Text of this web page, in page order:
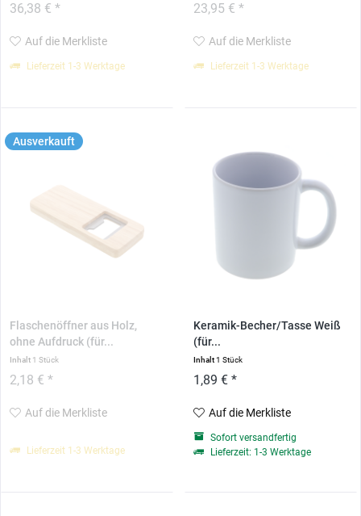
36,38 € *
Auf die Merkliste
Lieferzeit 1-3 Werktage
23,95 € *
Auf die Merkliste
Lieferzeit 1-3 Werktage
Ausverkauft
Flaschenöffner aus Holz,
ohne Aufdruck (für...
Inhalt 1 Stück
2,18 € *
Auf die Merkliste
Lieferzeit 1-3 Werktage
Keramik-Becher/Tasse Weiß
(für...
Inhalt1 Stück
1,89 € *
Auf die Merkliste
Sofort versandfertig
Lieferzeit: 1-3 Werktage